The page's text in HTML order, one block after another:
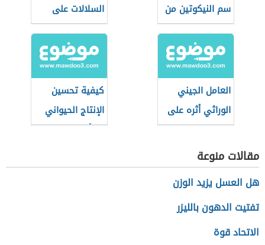
سم النيكوتين من
التبغ
السلالات على
الإنتاج الحيواني
العامل الجيني
الوراثي أثره على
الطاقة الإيجابية
كيفية تحسين
الإنتاج الحيواني
بالتأثير على الغذاء
مقالات منوعة
هل العسل يزيد الوزن
تفتيت الدهون بالليزر
الاتحاد قوة